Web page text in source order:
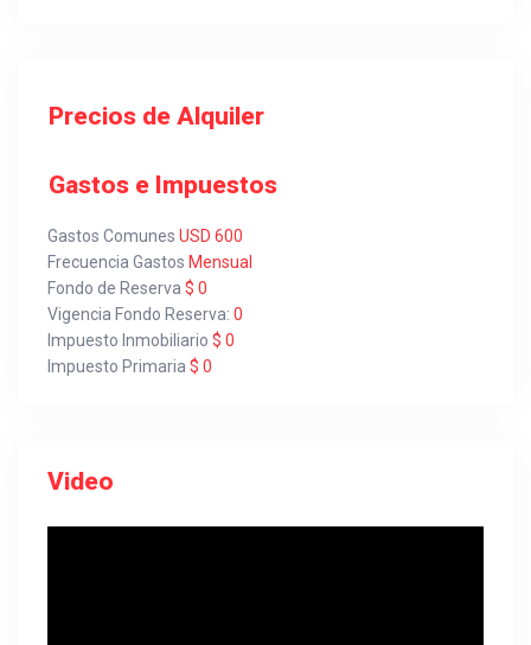
Precios de Alquiler
Gastos e Impuestos
Gastos Comunes USD 600
Frecuencia Gastos Mensual
Fondo de Reserva $ 0
Vigencia Fondo Reserva: 0
Impuesto Inmobiliario $ 0
Impuesto Primaria $ 0
Video